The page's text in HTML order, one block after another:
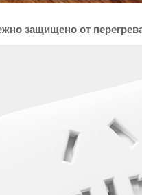
защищено от